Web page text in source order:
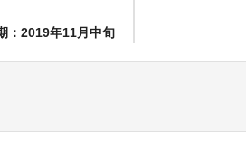
：2019年11月中旬